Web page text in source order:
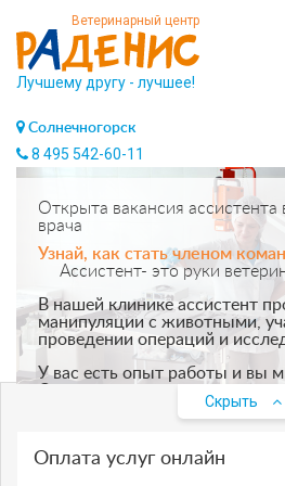
Ветеринарный центр
Лучшему другу - лучшее!
Солнечногорск
8 495 542-60-11
Открыта вакансия ассистента
врача
Узнай, как стать членом
Ассистент- это руки
В нашей клинике ассистент
манипуляции с животными,
проведении операций и
У вас есть опыт работы и вы
Отлично, для вас открыта
Опыта и навыков нет, но есть
работать? Прекрасно, став
вещам и станете незаменимым
Скрыть
Оплата услуг онлайн